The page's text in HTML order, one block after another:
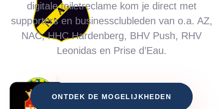
digitale toiletreclame kom je direct met
supporters en businessclubleden van o.a. AZ,
NAC, HHC Hardenberg, BHV Push, RHV
Leonidas en Prise d’Eau.
ONTDEK DE MOGELIJKHEDEN